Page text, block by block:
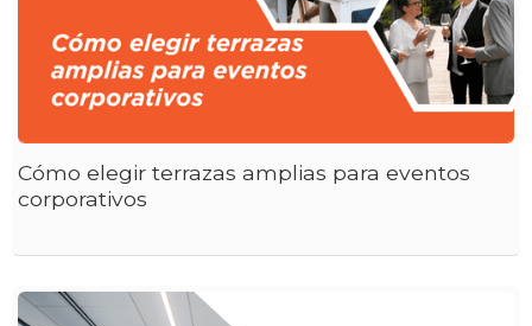
Cómo elegir terrazas amplias para eventos
corporativos